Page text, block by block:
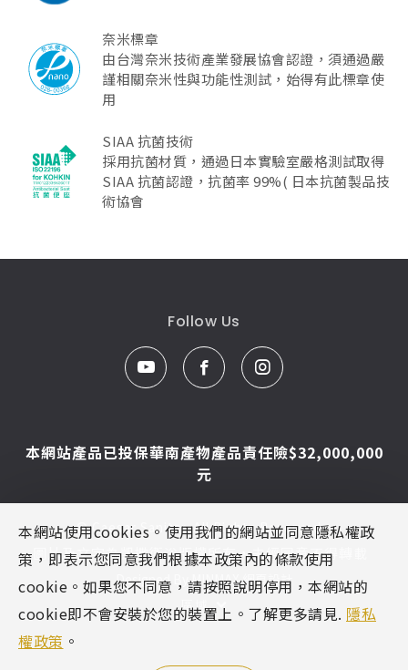
奈米標章
由台灣奈米技術產業發展協會認證，須通過嚴
謹相關奈米性與功能性測試，始得有此標章使
用
SIAA 抗菌技術
採用抗菌材質，通過日本實驗室嚴格測試取得
SIAA 抗菌認證，抗菌率 99%( 日本抗菌製品技
術協會
Follow Us
本網站產品已投保華南產物產品責任險$32,000,000
元
© Caesar Sanitar. All Rights Reserved.
圖片及文字為凱撒衛浴版權所有，未經同意不得轉載
Designed ByMINMAX 網頁設計
區域
本網站使用cookies。使用我們的網站並同意隱私權政
策，即表示您同意我們根據本政策內的條款使用
cookie。如果您不同意，請按照說明停用，本網站的
cookie即不會安裝於您的裝置上。了解更多請見. 隱私
權政策 。